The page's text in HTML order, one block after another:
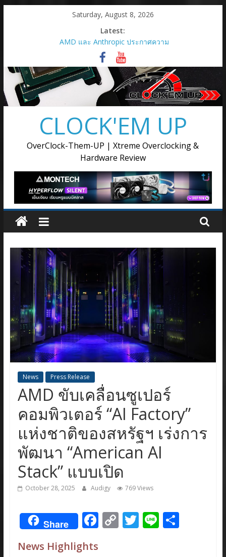
Saturday, August 8, 2026
Latest:
AMD และ Anthropic ประกาศความ
ร่วมมือเชิงกลยุทธ์เพื่อเปิดใช้กราฟิก
การ์ด AMD Instinct MI450 Series
สูงสุด 2 กิกะวัตต์
AMD เปิดตัวกราฟิกการ์ด Radeon RX
9050
เมื่อการ์ดจอไม่ได้มีหน้าที่แค่เรนเดอร์
ภาพ แต่ต้องขับเคลื่อนทุกขั้นตอนของ
การสร้างสรรค์
AMD เปิดตัวโซลูชันการประมวลผล
แบบครบวงจรสำหรับยุค Agentic AI ณ
งาน Advancing AI 2026
Supermicro แต่งตั้ง Ascenti เป็น
ตัวแทนจำหน่ายอย่างเป็นทางการ
พร้อมลุยตลาด AI Infrastructure ขุม
พลังประมวลผล AI ตั้งแต่ระดับเริ่มต้น
CLOCK'EM UP
OverClock-Them-UP | Xtreme Overclocking &
Hardware Review
News Press Release
AMD ขับเคลื่อนซูเปอร์
คอมพิวเตอร์ “AI Factory”
แห่งชาติของสหรัฐฯ เร่งการ
พัฒนา “American AI
Stack” แบบเปิด
October 28, 2025 Audigy 769 Views
Share F C T Li S
News Highlights